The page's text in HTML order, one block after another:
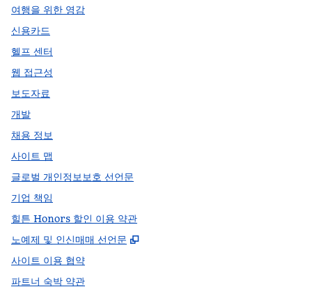
여행을 위한 영감
신용카드
헬프 센터
웹 접근성
보도자료
개발
채용 정보
사이트 맵
글로벌 개인정보보호 선언문
기업 책임
힐튼 Honors 할인 이용 약관
노예제 및 인신매매 선언문
,
사이트 이용 협약
파트너 숙박 약관